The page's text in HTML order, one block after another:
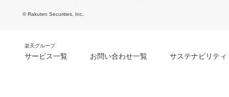
© Rakuten Securities, Inc.
楽天グループ
サービス一覧 お問い合わせ一覧 サステナビリティ